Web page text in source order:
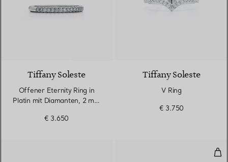
Tiffany Soleste
Offener Eternity Ring in
Platin mit Diamanten, 2 mm
€ 3.650
Tiffany Soleste
V Ring
€ 3.750